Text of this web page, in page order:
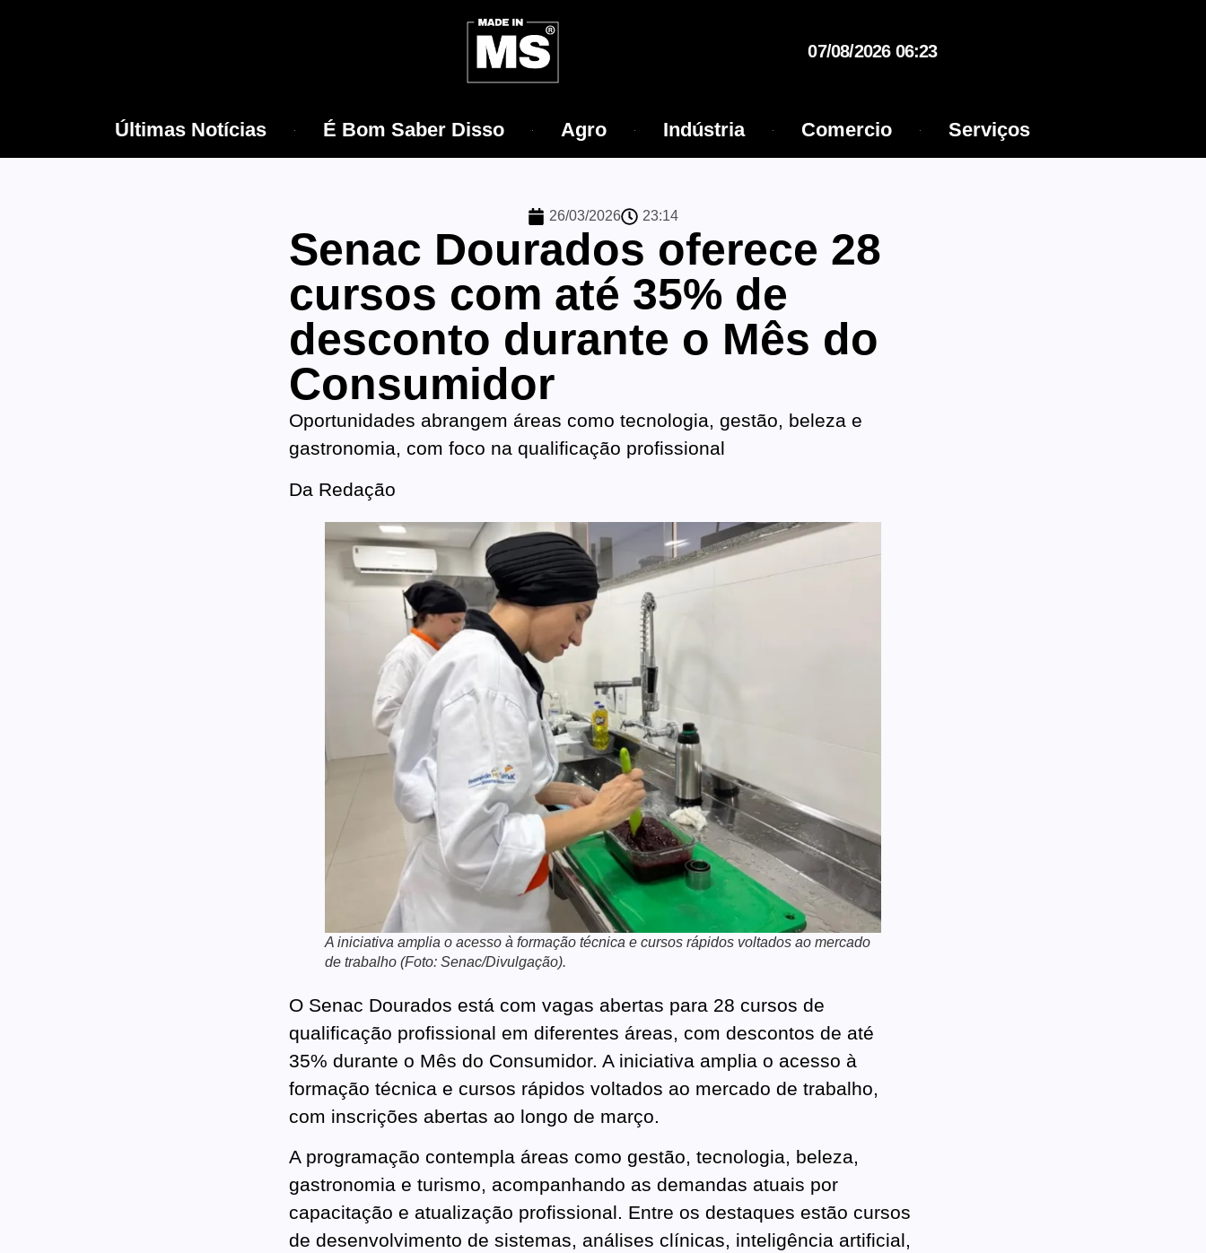
07/08/2026 06:23
Últimas Notícias É Bom Saber Disso Agro Indústria Comercio Serviços
26/03/2026 23:14
Senac Dourados oferece 28
cursos com até 35% de
desconto durante o Mês do
Consumidor
Oportunidades abrangem áreas como tecnologia, gestão, beleza e
gastronomia, com foco na qualificação profissional
Da Redação
A iniciativa amplia o acesso à formação técnica e cursos rápidos voltados ao mercado
de trabalho (Foto: Senac/Divulgação).
O Senac Dourados está com vagas abertas para 28 cursos de
qualificação profissional em diferentes áreas, com descontos de até
35% durante o Mês do Consumidor. A iniciativa amplia o acesso à
formação técnica e cursos rápidos voltados ao mercado de trabalho,
com inscrições abertas ao longo de março.
A programação contempla áreas como gestão, tecnologia, beleza,
gastronomia e turismo, acompanhando as demandas atuais por
capacitação e atualização profissional. Entre os destaques estão cursos
de desenvolvimento de sistemas, análises clínicas, inteligência artificial,